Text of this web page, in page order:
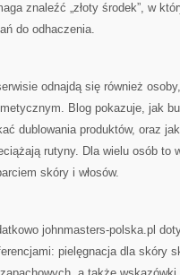
znaleźć „złoty środek”, w
do odhaczenia.
odnajdą się również
Blog pokazuje, jak
dublowania produktów, oraz
rutyny. Dla wielu osób to
skóry i włosów.
johnmasters-polska.pl
pielęgnacja dla skóry